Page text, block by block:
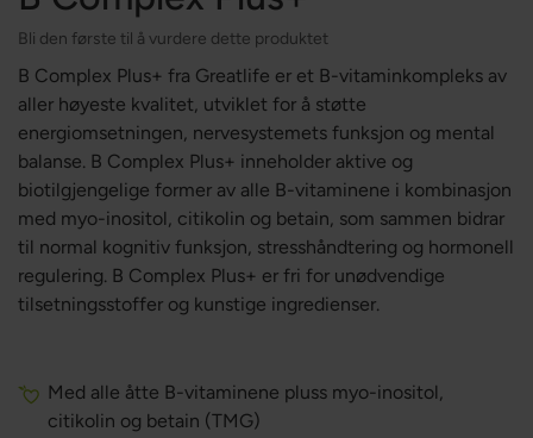
Bli den første til å vurdere dette produktet
B Complex Plus+ fra Greatlife er et B-vitaminkompleks av
aller høyeste kvalitet, utviklet for å støtte
energiomsetningen, nervesystemets funksjon og mental
balanse. B Complex Plus+ inneholder aktive og
biotilgjengelige former av alle B-vitaminene i kombinasjon
med myo-inositol, citikolin og betain, som sammen bidrar
til normal kognitiv funksjon, stresshåndtering og hormonell
regulering. B Complex Plus+ er fri for unødvendige
tilsetningsstoffer og kunstige ingredienser.
Med alle åtte B-vitaminene pluss myo-inositol,
citikolin og betain (TMG)